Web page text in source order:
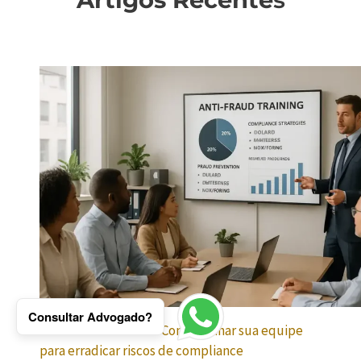
Cultura Anti-Fraude: Como treinar sua equipe
para erradicar riscos de compliance
Consultar Advogado?